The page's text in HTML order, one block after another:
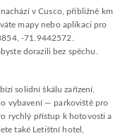
v Cusco, přibližně km
mapy nebo aplikaci pro
-71.9442572.
dorazili bez spěchu.
solidní škálu zařízení,
vybavení — parkoviště pro
rychlý přístup k hotovosti a
také Letištní hotel,